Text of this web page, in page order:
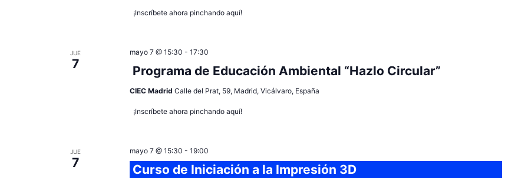
¡Inscríbete ahora pinchando aquí!
JUE
7
mayo 7 @ 15:30 - 17:30
Programa de Educación Ambiental “Hazlo Circular”
CIEC Madrid Calle del Prat, 59, Madrid, Vicálvaro, España
¡Inscríbete ahora pinchando aquí!
JUE
7
mayo 7 @ 15:30 - 19:00
Curso de Iniciación a la Impresión 3D